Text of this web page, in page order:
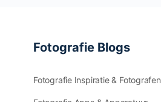
Fotografie Blogs
Fotografie Inspiratie & Fotografen